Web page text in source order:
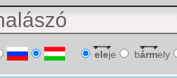
eleje bármely